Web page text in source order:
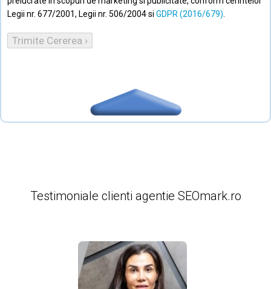
Legii nr. 677/2001, Legii nr. 506/2004 si GDPR (2016/679)
Testimoniale clienti agentie SEOmark.ro